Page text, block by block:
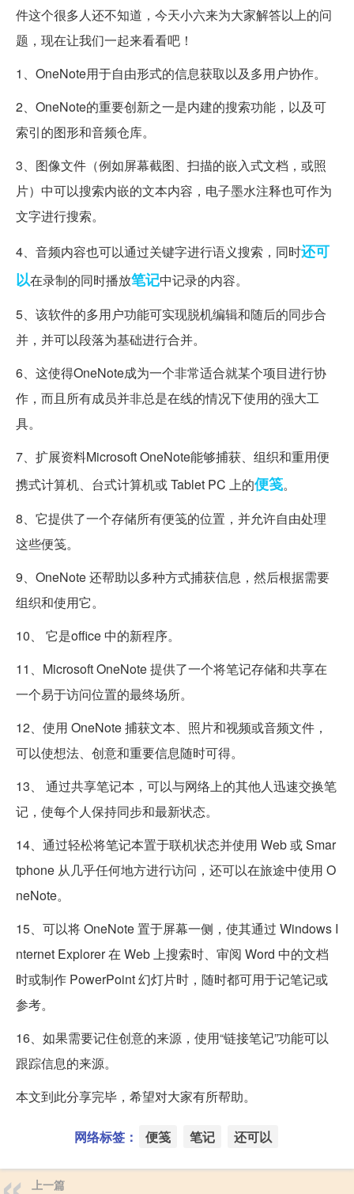
件这个很多人还不知道，今天小六来为大家解答以上的问
题，现在让我们一起来看看吧！
1、OneNote用于自由形式的信息获取以及多用户协作。
2、OneNote的重要创新之一是内建的搜索功能，以及可
索引的图形和音频仓库。
3、图像文件（例如屏幕截图、扫描的嵌入式文档，或照
片）中可以搜索内嵌的文本内容，电子墨水注释也可作为
文字进行搜索。
4、音频内容也可以通过关键字进行语义搜索，同时还可
以在录制的同时播放笔记中记录的内容。
5、该软件的多用户功能可实现脱机编辑和随后的同步合
并，并可以段落为基础进行合并。
6、这使得OneNote成为一个非常适合就某个项目进行协
作，而且所有成员并非总是在线的情况下使用的强大工
具。
7、扩展资料Microsoft OneNote能够捕获、组织和重用便
携式计算机、台式计算机或 Tablet PC 上的便笺。
8、它提供了一个存储所有便笺的位置，并允许自由处理
这些便笺。
9、OneNote 还帮助以多种方式捕获信息，然后根据需要
组织和使用它。
10、 它是office 中的新程序。
11、Microsoft OneNote 提供了一个将笔记存储和共享在
一个易于访问位置的最终场所。
12、使用 OneNote 捕获文本、照片和视频或音频文件，
可以使想法、创意和重要信息随时可得。
13、 通过共享笔记本，可以与网络上的其他人迅速交换笔
记，使每个人保持同步和最新状态。
14、通过轻松将笔记本置于联机状态并使用 Web 或 Smar
tphone 从几乎任何地方进行访问，还可以在旅途中使用 O
neNote。
15、可以将 OneNote 置于屏幕一侧，使其通过 Windows I
nternet Explorer 在 Web 上搜索时、审阅 Word 中的文档
时或制作 PowerPoint 幻灯片时，随时都可用于记笔记或
参考。
16、如果需要记住创意的来源，使用“链接笔记”功能可以
跟踪信息的来源。
本文到此分享完毕，希望对大家有所帮助。
网络标签： 便笺 笔记 还可以
上一篇